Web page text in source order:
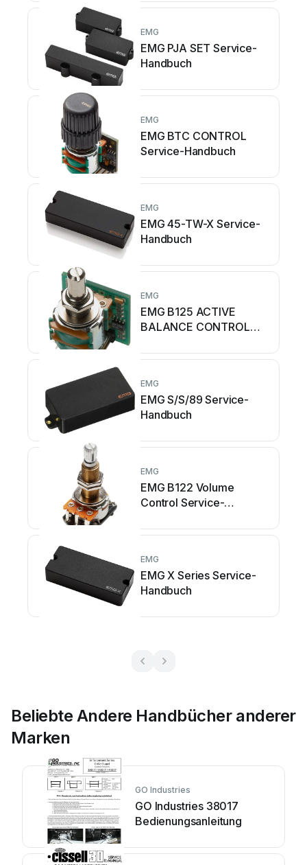
EMG
EMG PJA SET Service-
Handbuch
EMG
EMG BTC CONTROL
Service-Handbuch
EMG
EMG 45-TW-X Service-
Handbuch
EMG
EMG B125 ACTIVE
BALANCE CONTROL
EMG
EMG S/S/89 Service-
Handbuch
EMG
EMG B122 Volume
Control Service-
EMG
EMG X Series Service-
Handbuch
Beliebte Andere Handbücher anderer
Marken
GO Industries
GO Industries 38017
Bedienungsanleitung